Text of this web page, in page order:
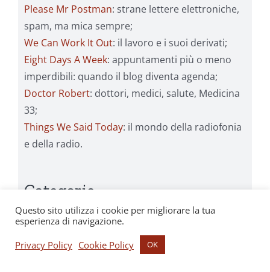
Please Mr Postman: strane lettere elettroniche,
spam, ma mica sempre;
We Can Work It Out: il lavoro e i suoi derivati;
Eight Days A Week: appuntamenti più o meno
imperdibili: quando il blog diventa agenda;
Doctor Robert: dottori, medici, salute, Medicina
33;
Things We Said Today: il mondo della radiofonia
e della radio.
Categorie
Questo sito utilizza i cookie per migliorare la tua
esperienza di navigazione.
Privacy Policy Cookie Policy OK